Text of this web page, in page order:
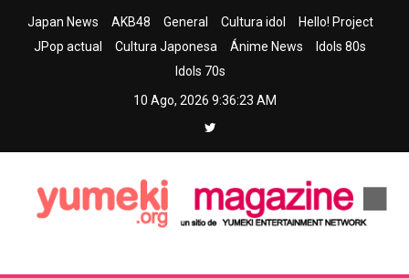
Japan News AKB48 General Cultura idol
Hello! Project
JPop actual
Cultura Japonesa Ánime News
Idols 80s
Idols 70s
10 Ago, 2026 9:36:24 AM